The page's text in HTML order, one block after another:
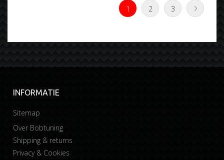
1 2 3
INFORMATIE
Sitemap
Over Bobtuning
Shipping & returns
Privacy & Cookies